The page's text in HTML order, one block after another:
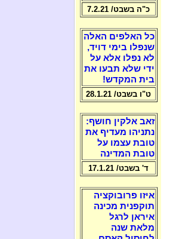
כ"ה בשבט/ 7.2.21
כל האלפים האלה
שנפלו בימי דויד,
לא נפלו אלא על
ידי שלא תבעו את
בית המקדש!
ט"ו בשבט/ 28.1.21
זאב אלקין חושף:
נתניהו מעדיף את
טובת עצמו על
טובת המדינה
ד' בשבט/ 17.1.21
איזו פרובוקציה
תוקפנית מכינה
איראן לרגל
מלאת שנה